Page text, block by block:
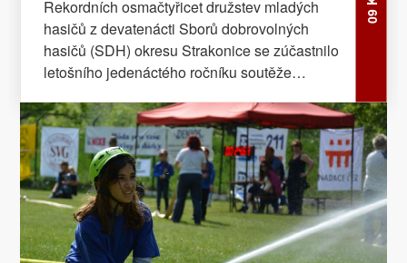
Rekordních osmačtyřicet družstev mladých
hasičů z devatenácti Sborů dobrovolných
hasičů (SDH) okresu Strakonice se zúčastnilo
letošního jedenáctého ročníku soutěže
jehož dlouholetým tradičním partnerem je
Nadace ČEZ, se odehrálo v sobotu 5. května
2018 v letním areálu plaveckého stadionu Na
Křemelce ve Strakonicích. „Lepší průběh této
pohárové soutěže jsme si ani nemohli přát.
Historicky nejvyšší počet družstev, závodníků i
diváků. A vše podtrhlo naprosto dokonalé